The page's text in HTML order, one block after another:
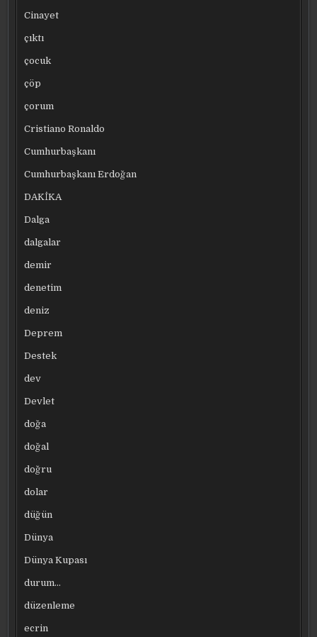
Cinayet
çıktı
çocuk
çöp
çorum
Cristiano Ronaldo
Cumhurbaşkanı
Cumhurbaşkanı Erdoğan
DAKİKA
Dalga
dalgalar
demir
denetim
deniz
Deprem
Destek
dev
Devlet
doğa
doğal
doğru
dolar
düğün
Dünya
Dünya Kupası
durum…
düzenleme
ecrin